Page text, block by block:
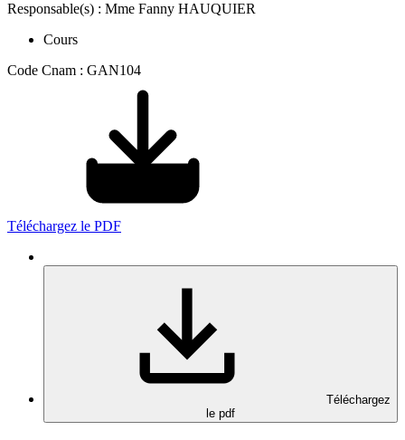
Responsable(s) : Mme Fanny HAUQUIER
Cours
Code Cnam : GAN104
Téléchargez le PDF
Téléchargez
le pdf